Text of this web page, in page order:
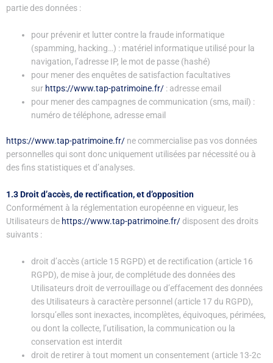
partie des données :
pour prévenir et lutter contre la fraude informatique
(spamming, hacking…) : matériel informatique utilisé pour la
navigation, l’adresse IP, le mot de passe (hashé)
pour mener des enquêtes de satisfaction facultatives
sur https://www.tap-patrimoine.fr/ : adresse email
pour mener des campagnes de communication (sms, mail) :
numéro de téléphone, adresse email
https://www.tap-patrimoine.fr/ ne commercialise pas vos données
personnelles qui sont donc uniquement utilisées par nécessité ou à
des fins statistiques et d’analyses.
1.3 Droit d’accès, de rectification, et d’opposition
Conformément à la réglementation européenne en vigueur, les
Utilisateurs de https://www.tap-patrimoine.fr/disposent des droits
suivants :
droit d’accès (article 15 RGPD) et de rectification (article 16
RGPD), de mise à jour, de complétude des données des
Utilisateurs droit de verrouillage ou d’effacement des données
des Utilisateurs à caractère personnel (article 17 du RGPD),
lorsqu’elles sont inexactes, incomplètes, équivoques, périmées,
ou dont la collecte, l’utilisation, la communication ou la
conservation est interdit
droit de retirer à tout moment un consentement (article 13-2c